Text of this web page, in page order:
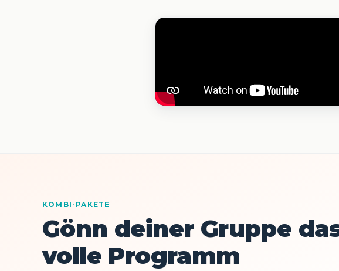
KOMBI-PAKETE
Gönn deiner Gruppe
volle Programm